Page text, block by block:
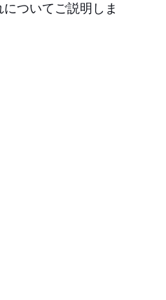
ついてご説明しま